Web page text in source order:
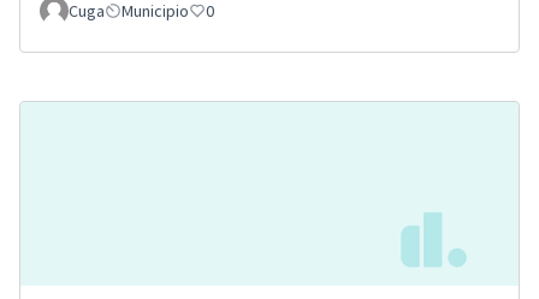
Cuga Municipio 0